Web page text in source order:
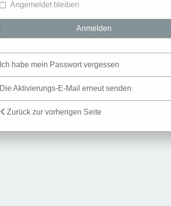
Angemeldet bleiben
Ich habe mein Passwort vergessen
Die Aktivierungs-E-Mail erneut senden
Zurück zur vorherigen Seite